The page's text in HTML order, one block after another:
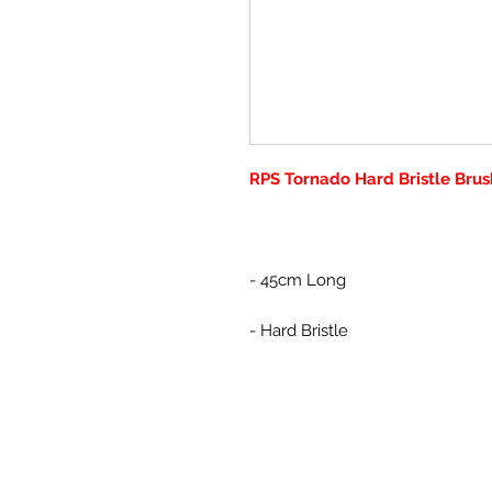
RPS Tornado Hard Bristle
- 45cm Long
- Hard Bristle